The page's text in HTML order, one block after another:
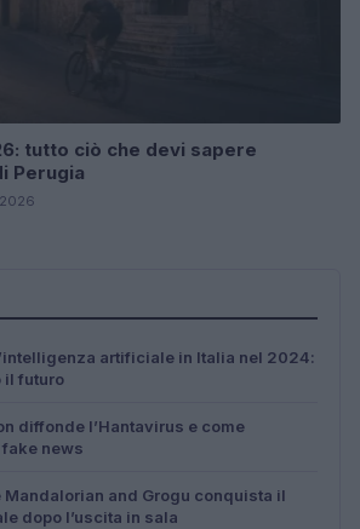
tutto ciò che devi sapere
Perugia
artificiale in Italia nel 2024:
il futuro
diffonde l’Hantavirus e come
news
Mandalorian and Grogu conquista il
dopo l’uscita in sala